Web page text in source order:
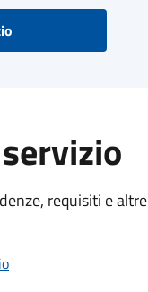
requisiti e